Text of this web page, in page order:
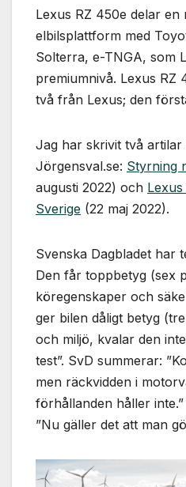
Lexus RZ 450e delar en
elbilsplattform med
Solterra, e-TNGA, som
premiumnivå. Lexus RZ
två från Lexus; den
Jag har skrivit två artilar
Jörgensval.se: Styrning
augusti 2022) och
Sverige (22 maj 2022).
Svenska Dagbladet har
Den får toppbetyg (sex
köregenskaper och
ger bilen dåligt betyg
och miljö, kvalar den
test”. SvD summerar:
men räckvidden i
förhållanden håller
”Nu gäller det att man